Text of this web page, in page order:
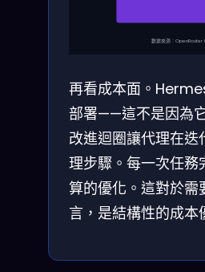
數據來源：
再看成本面。
部署——這不是因為
改進迴圈讓代理在
理步驟。每一次任
算的優化。這對於
言，是結構性的成本